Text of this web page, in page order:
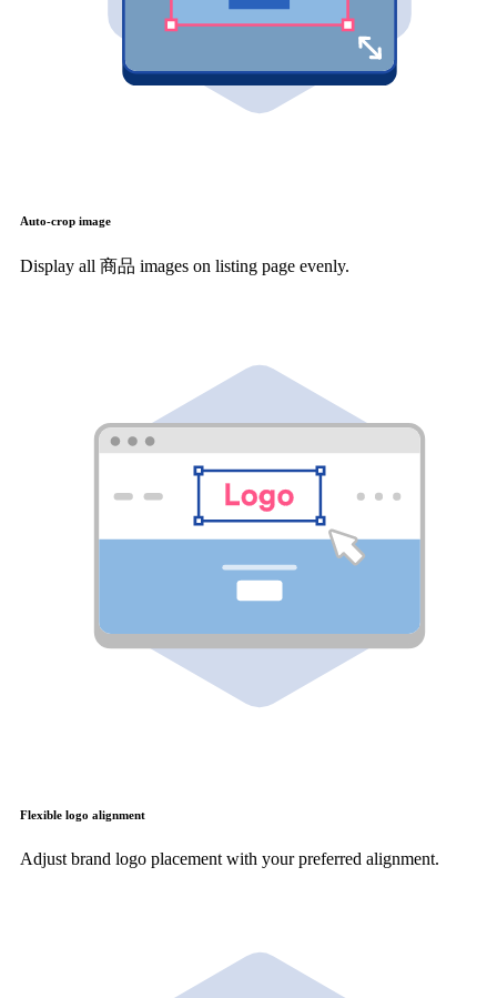
Auto-crop image
Display all 商品 images on listing page evenly.
Flexible logo alignment
Adjust brand logo placement with your preferred alignment.